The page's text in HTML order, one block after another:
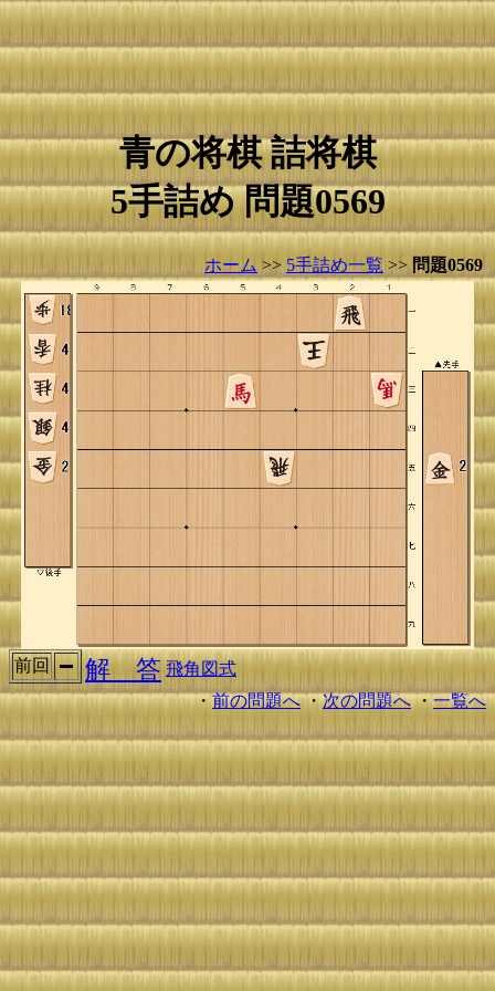
青の将棋 詰将棋
5手詰め 問題0569
ホーム >> 5手詰め一覧 >> 問題0569
前回 解 答 飛角図式
・前の問題へ・次の問題へ・一覧へ